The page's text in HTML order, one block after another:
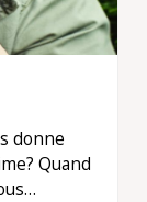
donne
Quand